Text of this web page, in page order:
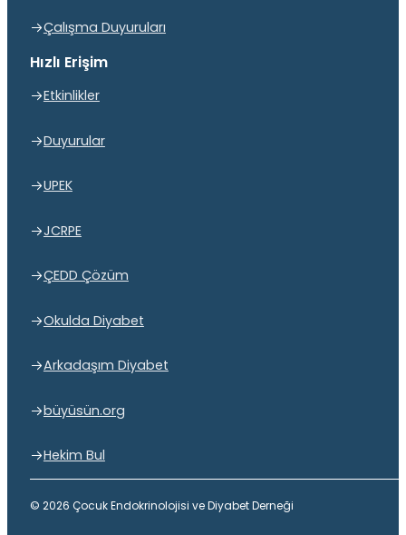
Çalışma Duyuruları
Hızlı Erişim
Etkinlikler
Duyurular
UPEK
JCRPE
ÇEDD Çözüm
Okulda Diyabet
Arkadaşım Diyabet
büyüsün.org
Hekim Bul
© 2026 Çocuk Endokrinolojisi ve Diyabet Derneği